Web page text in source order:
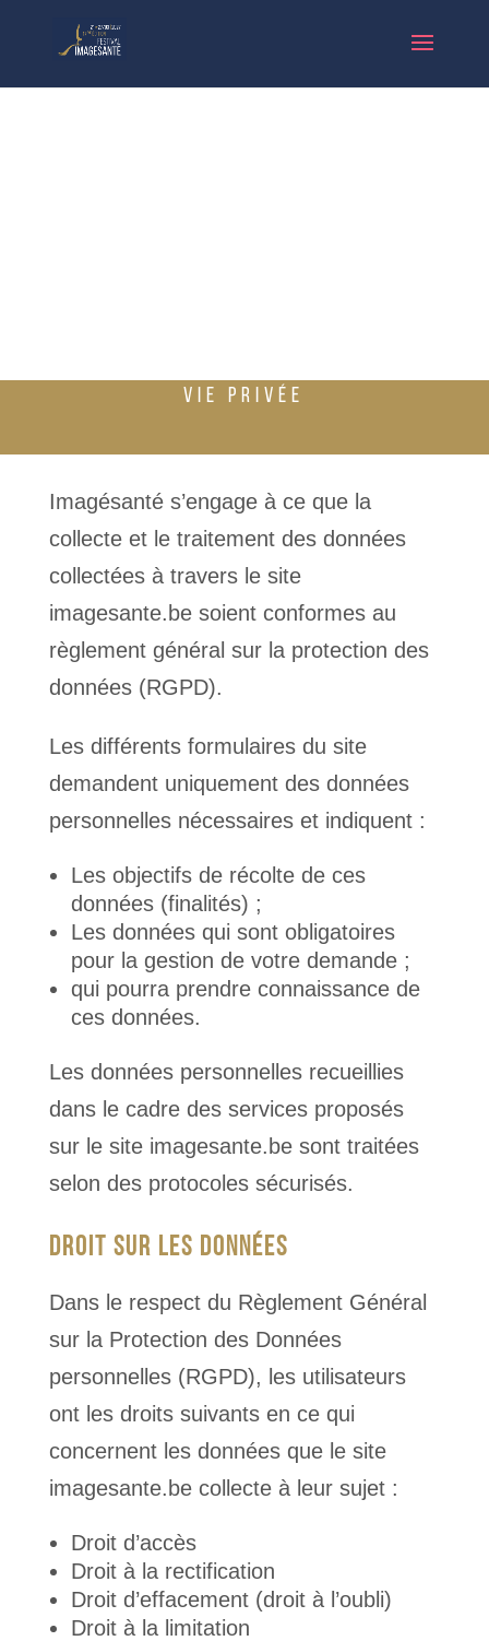
VIE PRIVÉE
Imagésanté s’engage à ce que la
collecte et le traitement des données
collectées à travers le site
imagesante.be soient conformes au
règlement général sur la protection des
données (RGPD).
Les différents formulaires du site
demandent uniquement des données
personnelles nécessaires et indiquent :
Les objectifs de récolte de ces
données (finalités) ;
Les données qui sont obligatoires
pour la gestion de votre demande ;
qui pourra prendre connaissance de
ces données.
Les données personnelles recueillies
dans le cadre des services proposés
sur le site imagesante.be sont traitées
selon des protocoles sécurisés.
DROIT SUR LES DONNÉES
Dans le respect du Règlement Général
sur la Protection des Données
personnelles (RGPD), les utilisateurs
ont les droits suivants en ce qui
concernent les données que le site
imagesante.be collecte à leur sujet :
Droit d’accès
Droit à la rectification
Droit d’effacement (droit à l’oubli)
Droit à la limitation